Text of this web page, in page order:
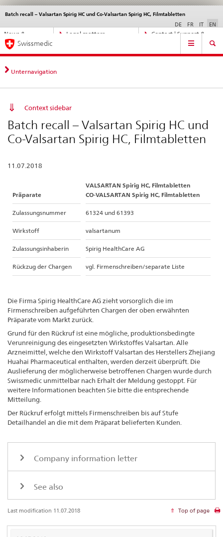
Direct
navigation:
news,
matters,
News &
Legal matters,
Contact | Support &
Batch recall – Valsartan Spirig HC und Co-Valsartan Spirig HC, Filmtabletten
Languages
DE FR IT EN
Service
Main
Navigation
Swissmedic
Unternavigation
Context sidebar
Batch recall – Valsartan Spirig HC und
Co-Valsartan Spirig HC, Filmtabletten
11.07.2018
Präparate
VALSARTAN Spirig HC, Filmtabletten
CO-VALSARTAN Spirig HC, Filmtabletten
Zulassungsnummer 61324 und 61393
Wirkstoff valsartanum
Zulassungsinhaberin Spirig HealthCare AG
Rückzug der Chargen vgl. Firmenschreiben/separate Liste
Die Firma Spirig HealthCare AG zieht vorsorglich die im
Firmenschreiben aufgeführten Chargen der oben erwähnten
Präparate vom Markt zurück.
Grund für den Rückruf ist eine mögliche, produktionsbedingte
Verunreinigung des eingesetzten Wirkstoffes Valsartan. Alle
Arzneimittel, welche den Wirkstoff Valsartan des Herstellers Zhejiang
Huahai Pharmaceutical enthalten, werden derzeit überprüft. Die
Auslieferung der möglicherweise betroffenen Chargen wurde durch
Swissmedic unmittelbar nach Erhalt der Meldung gestoppt. Für
weitere Informationen beachten Sie bitte die entsprechende
Mitteilung.
Der Rückruf erfolgt mittels Firmenschreiben bis auf Stufe
Detailhandel an die mit dem Präparat belieferten Kunden.
Company information letter
See also
Last modification 11.07.2018 Top of page